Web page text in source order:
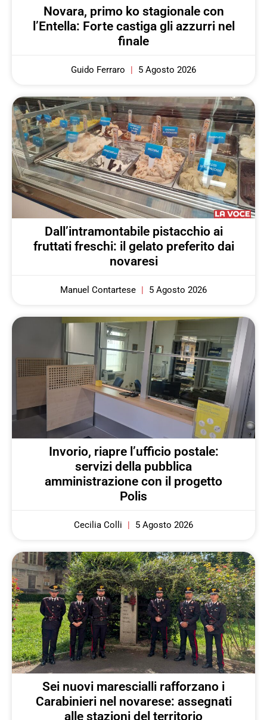
Novara, primo ko stagionale con
l’Entella: Forte castiga gli azzurri nel
finale
Guido Ferraro 5 Agosto 2026
Dall’intramontabile pistacchio ai
fruttati freschi: il gelato preferito dai
novaresi
Manuel Contartese 5 Agosto 2026
Invorio, riapre l’ufficio postale:
servizi della pubblica
amministrazione con il progetto
Polis
Cecilia Colli 5 Agosto 2026
Sei nuovi marescialli rafforzano i
Carabinieri nel novarese: assegnati
alle stazioni del territorio